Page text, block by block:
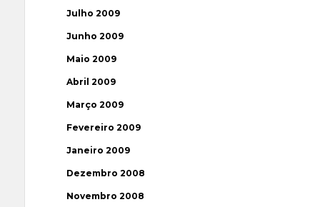
Julho 2009
Junho 2009
Maio 2009
Abril 2009
Março 2009
Fevereiro 2009
Janeiro 2009
Dezembro 2008
Novembro 2008